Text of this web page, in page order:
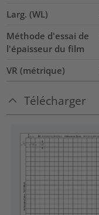
Larg. (WL)
Méthode d'essai de
l'épaisseur du film
VR (métrique)
Télécharger